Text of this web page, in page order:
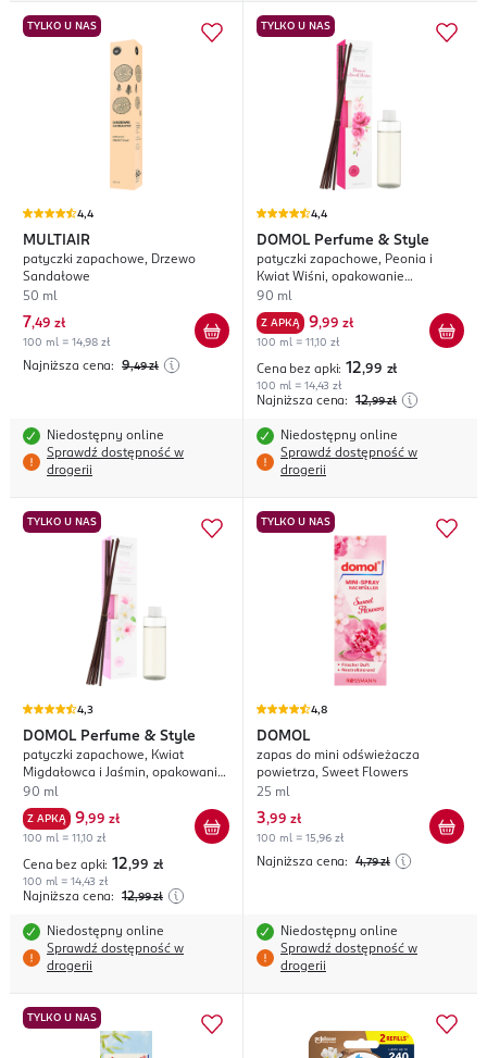
TYLKO U NAS
4,4
MULTIAIR
patyczki zapachowe, Drzewo
Sandałowe
50 ml
7,49 zł
100 ml = 14,98 zł
Najniższa cena: 9,49 zł
Niedostępny online
Sprawdź dostępność w
drogerii
TYLKO U NAS
4,4
DOMOL Perfume & Style
patyczki zapachowe, Peonia i
Kwiat Wiśni, opakowanie
uzupełniające
90 ml
Z APKĄ 9,99 zł
100 ml = 11,10 zł
Cena bez apki: 12,99 zł
100 ml = 14,43 zł
Najniższa cena: 12,99 zł
Niedostępny online
Sprawdź dostępność w
drogerii
TYLKO U NAS
4,3
DOMOL Perfume & Style
patyczki zapachowe, Kwiat
Migdałowca i Jaśmin, opakowanie
uzupełniające
90 ml
Z APKĄ 9,99 zł
100 ml = 11,10 zł
Cena bez apki: 12,99 zł
100 ml = 14,43 zł
Najniższa cena: 12,99 zł
Niedostępny online
Sprawdź dostępność w
drogerii
TYLKO U NAS
4,8
DOMOL
zapas do mini odświeżacza
powietrza, Sweet Flowers
25 ml
3,99 zł
100 ml = 15,96 zł
Najniższa cena: 4,79 zł
Niedostępny online
Sprawdź dostępność w
drogerii
TYLKO U NAS